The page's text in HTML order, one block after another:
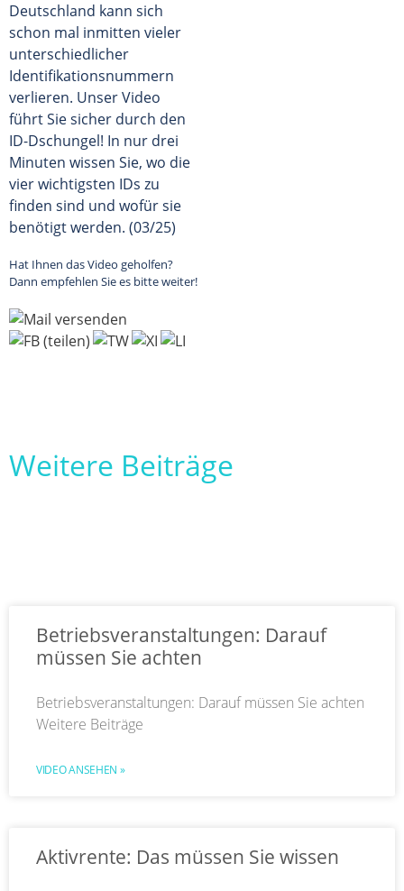
Deutschland kann sich
schon mal inmitten vieler
unterschiedlicher
Identifikationsnummern
verlieren. Unser Video
führt Sie sicher durch den
ID-Dschungel! In nur drei
Minuten wissen Sie, wo die
vier wichtigsten IDs zu
finden sind und wofür sie
benötigt werden. (03/25)
Hat Ihnen das Video geholfen?
Dann empfehlen Sie es bitte weiter!
Weitere Beiträge
Betriebsveranstaltungen: Darauf
müssen Sie achten
Betriebsveranstaltungen: Darauf müssen Sie achten
Weitere Beiträge
VIDEO ANSEHEN »
Aktivrente: Das müssen Sie wissen